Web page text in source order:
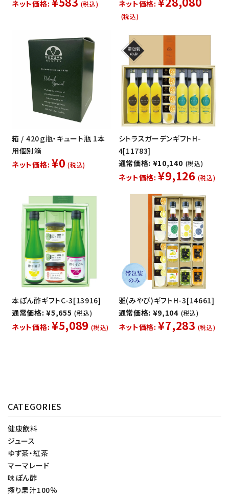
ネット価格: (税込) ネット価格:
(税込)
箱 / 420ｇ瓶・キュート瓶 1本
用個別箱
ネット価格: ¥0 (税込)
シトラスガーデンギフトH-
4[11783]
通常価格: ¥10,140 (税込)
ネット価格: ¥9,126 (税込)
本ぽん酢ギフトC-3[13916]
通常価格: ¥5,655 (税込)
ネット価格: ¥5,089 (税込)
雅(みやび)ギフトH-3[14661]
通常価格: ¥9,104 (税込)
ネット価格: ¥7,283 (税込)
CATEGORIES
健康飲料
ジュース
ゆず茶・紅茶
マーマレード
味ぽん酢
搾り果汁100％